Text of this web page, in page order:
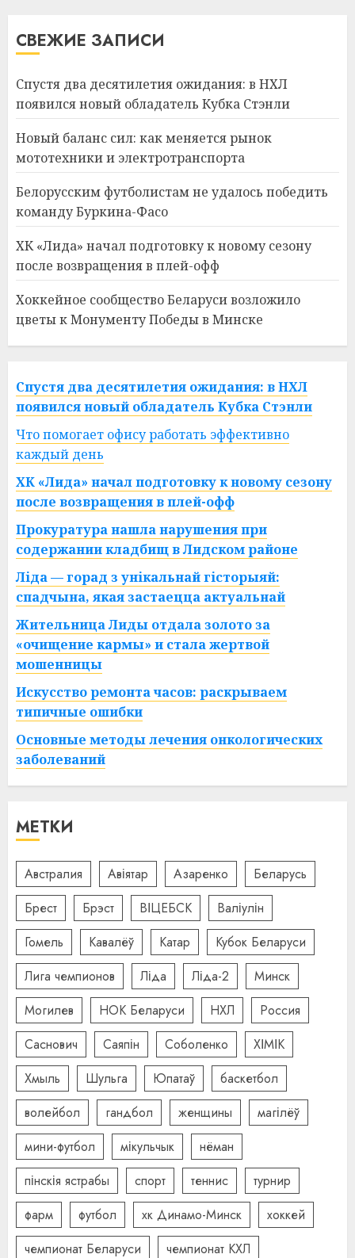
СВЕЖИЕ ЗАПИСИ
Спустя два десятилетия ожидания: в НХЛ
появился новый обладатель Кубка Стэнли
Новый баланс сил: как меняется рынок
мототехники и электротранспорта
Белорусским футболистам не удалось победить
команду Буркина-Фасо
ХК «Лида» начал подготовку к новому сезону
после возвращения в плей-офф
Хоккейное сообщество Беларуси возложило
цветы к Монументу Победы в Минске
Спустя два десятилетия ожидания: в НХЛ
появился новый обладатель Кубка Стэнли
Что помогает офису работать эффективно
каждый день
ХК «Лида» начал подготовку к новому сезону
после возвращения в плей-офф
Прокуратура нашла нарушения при
содержании кладбищ в Лидском районе
Ліда — горад з унікальнай гісторыяй:
спадчына, якая застаецца актуальнай
Жительница Лиды отдала золото за
«очищение кармы» и стала жертвой
мошенницы
Искусство ремонта часов: раскрываем
типичные ошибки
Основные методы лечения онкологических
заболеваний
МЕТКИ
Австралия Авіятар Азаренко
Беларусь
Брест
Брэст ВІЦЕБСК
Валіулін
Гомель
Кавалёў Катар
Кубок Беларуси
Лига чемпионов
Ліда Ліда-2
Минск
Могилев
НОК Беларуси НХЛ
Россия
Саснович
Саяпін Соболенко
ХІМІК
Хмыль
Шульга Юпатаў
баскетбол
волейбол
гандбол женщины
магілёў
мини-футбол
мікульчык
нёман
пінскія ястрабы
спорт теннис
турнир
фарм
футбол хк Динамо-Минск
хоккей
чемпионат Беларуси
чемпионат КХЛ